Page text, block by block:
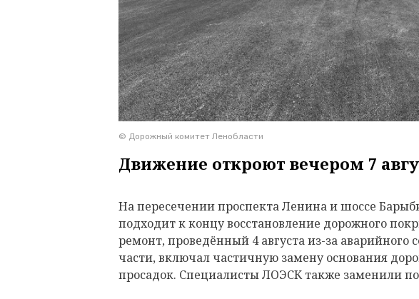
© Дорожный комитет Ленобласти
Движение откроют вечером 7
На пересечении проспекта Ленина и шоссе
подходит к концу восстановление дорожного
ремонт, проведённый 4 августа из-за аварийного
части, включал частичную замену основания
просадок. Специалисты ЛОЭСК также заменили